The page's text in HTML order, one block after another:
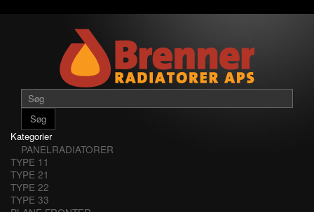
Søg
Kategorier
PANELRADIATORER
TYPE 11
TYPE 21
TYPE 22
TYPE 33